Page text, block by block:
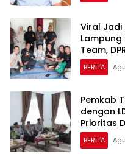
Viral Jadi
Lampung
Team,
BERITA
Pemkab
dengan
Prioritas
BERITA